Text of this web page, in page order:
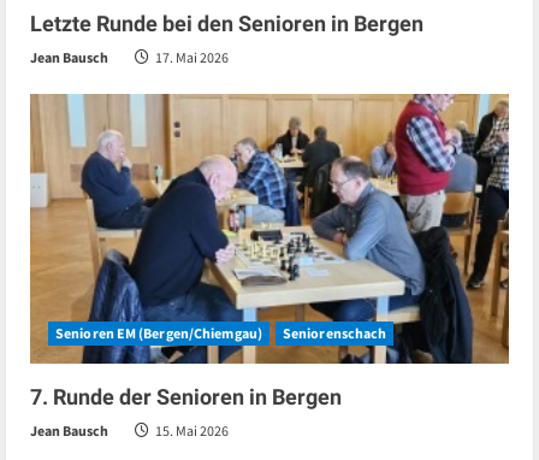
Letzte Runde bei den Senioren in Bergen
Jean Bausch 17. Mai 2026
Senioren EM (Bergen/Chiemgau) Seniorenschach
7. Runde der Senioren in Bergen
Jean Bausch 15. Mai 2026